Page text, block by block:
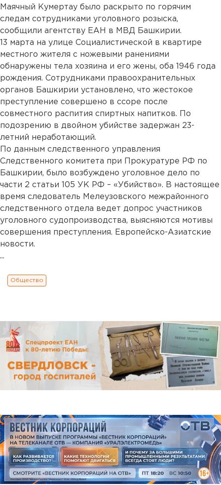
Маячный Кумертау было раскрыто по горячим
следам сотрудниками уголовного розыска,
сообщили агентству ЕАН в МВД Башкирии.
13 марта на улице Социалистической в квартире
местного жителя с ножевыми ранениями
обнаружены тела хозяина и его жены, оба 1946 года
рождения. Сотрудниками правоохранительных
органов Башкирии установлено, что жестокое
преступление совершено в ссоре после
совместного распития спиртных напитков. По
подозрению в двойном убийстве задержан 23-
летний неработающий.
По данным следственного управления
Следственного комитета при Прокуратуре РФ по
Башкирии, было возбуждено уголовное дело по
части 2 статьи 105 УК РФ – «Убийство». В настоящее
время следователь Мелеузовского межрайонного
следственного отдела ведет допрос участников
уголовного судопроизводства, выясняются мотивы
совершения преступления. Европейско-Азиатские
новости.
...
Общество